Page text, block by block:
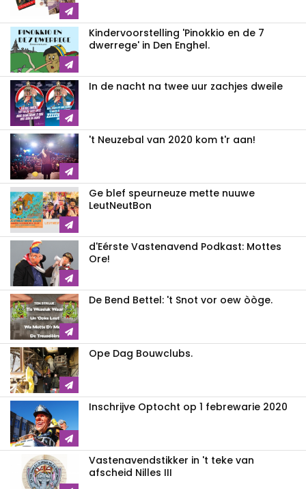
Kindervoorstelling 'Pinokkio en de 7
dwerrege' in Den Enghel.
In de nacht na twee uur zachjes dweile
't Neuzebal van 2020 kom t'r aan!
Ge blef speurneuze mette nuuwe
LeutNeutBon
d'Eérste Vastenavend Podkast: Mottes
Ore!
De Bend Bettel: 't Snot vor oew òòge.
Ope Dag Bouwclubs.
Inschrijve Optocht op 1 febrewarie 2020
Vastenavendstikker in 't teke van
afscheid Nilles III